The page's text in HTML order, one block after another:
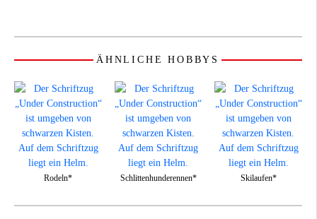
ÄHNLICHE HOBBYS
Rodeln* Schlittenhunderennen* Skilaufen*